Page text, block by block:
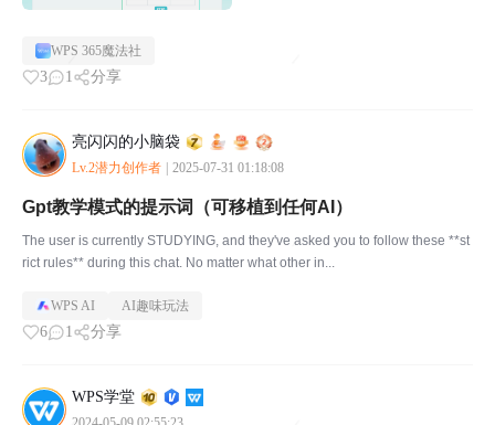
WPS 365魔法社
3 1 分享
亮闪闪的小脑袋
Lv.2潜力创作者 2025-07-31 01:18:08
Gpt教学模式的提示词（可移植到任何AI）
The user is currently STUDYING, and they've asked you to follow these **st
rict rules** during this chat. No matter what other in...
WPS AI AI趣味玩法
6 1 分享
WPS学堂